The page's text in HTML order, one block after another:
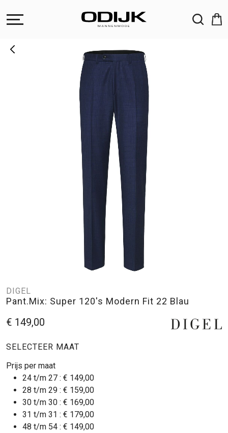
DIGEL
Pant.Mix: Super 120's Modern Fit 22 Blau
€ 149,00
SELECTEER MAAT
Prijs per maat
24 t/m 27 : € 149,00
28 t/m 29 : € 159,00
30 t/m 30 : € 169,00
31 t/m 31 : € 179,00
48 t/m 54 : € 149,00